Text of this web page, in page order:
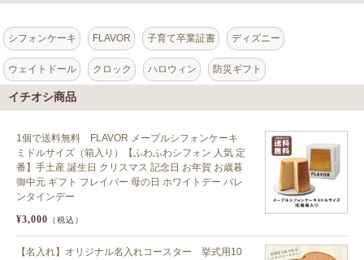
シフォンケーキ FLAVOR 子育て卒業証書 ディズニー
ウェイトドール クロック ハロウィン 防災ギフト
イチオシ商品
1個で送料無料 FLAVOR メープルシフォンケーキ
ミドルサイズ（箱入り）【ふわふわシフォン 人気 定
番】手土産 誕生日 クリスマス 記念日 お年賀 お歳暮
御中元 ギフト フレイバー 母の日 ホワイトデー バレ
ンタインデー
¥3,000 （税込）
【名入れ】オリジナル名入れコースター 挙式用10